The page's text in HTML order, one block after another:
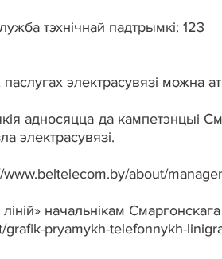
тэхнічнай падтрымкі: 123
электрасувязі можна
адносяцца да кампетэнцыі
электрасувязі.
about/
начальнікам
pryamykh-telefonnykh-